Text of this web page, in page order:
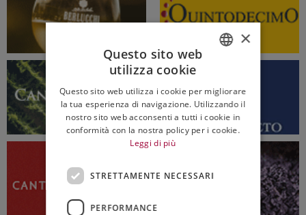
ENGLISH
×
Questo sito web
utilizza cookie
Questo sito web utilizza i cookie per migliorare
la tua esperienza di navigazione. Utilizzando il
nostro sito web acconsenti a tutti i cookie in
conformità con la nostra policy per i cookie.
Leggi di più
STRETTAMENTE NECESSARI
PERFORMANCE